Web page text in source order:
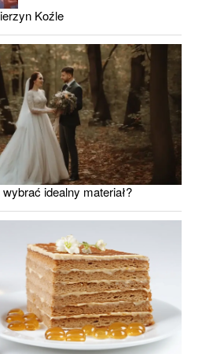
Koźle
idealny materiał?